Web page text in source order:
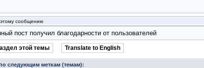
сообщению
пост получил благодарности от пользователей
этой темы Translate to English
следующим меткам (темам):